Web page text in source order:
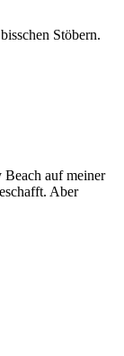
Stöbern.
Beach auf meiner
Aber